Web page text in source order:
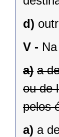
d)
V -
a) a
ou de
pelos
a) a